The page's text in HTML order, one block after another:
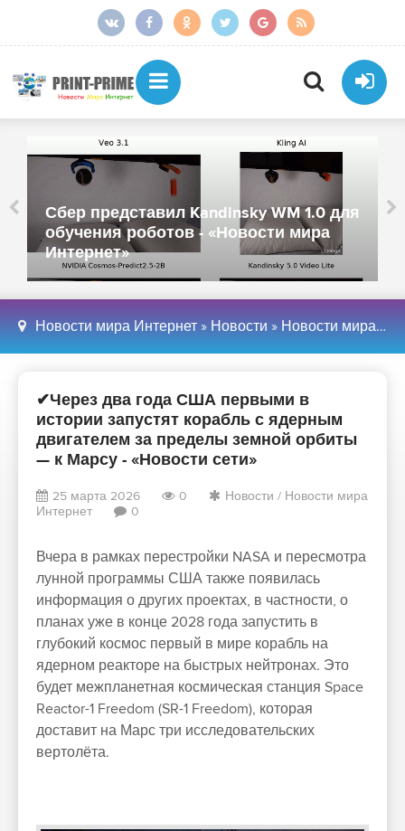
Сбер представил Kandinsky WM 1.0 для
обучения роботов - «Новости мира
Интернет»
Новости мира Интернет » Новости » Новости мира Интернет
✔Через два года США первыми в
истории запустят корабль с ядерным
двигателем за пределы земной орбиты
— к Марсу - «Новости сети»
25 марта 2026 0 Новости / Новости мира
Интернет
0
Вчера в рамках перестройки NASA и пересмотра
лунной программы США также появилась
информация о других проектах, в частности, о
планах уже в конце 2028 года запустить в
глубокий космос первый в мире корабль на
ядерном реакторе на быстрых нейтронах. Это
будет межпланетная космическая станция Space
Reactor-1 Freedom (SR-1 Freedom), которая
доставит на Марс три исследовательских
вертолёта.